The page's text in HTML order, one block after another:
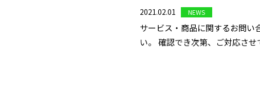
2021.02.01 NEWS
サービス・商品に関するお問い
い。 確認でき次第、ご対応させ